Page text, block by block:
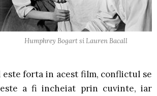
Humphrey Bogart si Lauren Bacall
forta in acest film, conflictul se
a fi incheiat prin cuvinte, iar